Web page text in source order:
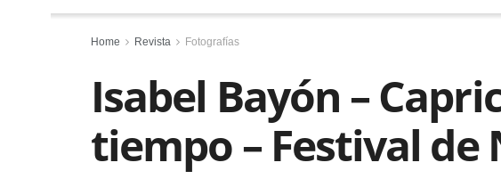
Home Revista Fotografías
Isabel Bayón –
tiempo – Festival de